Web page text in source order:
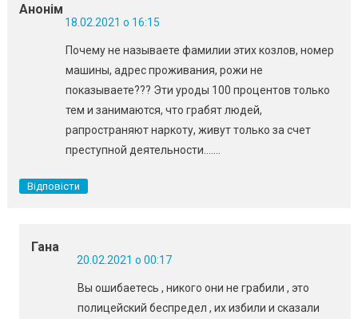
Анонім
18.02.2021 о 16:15
Почему не называете фамилии этих козлов, номер
машины, адрес проживания, рожи не
показываете??? Эти уроды 100 процентов только
тем и занимаются, что грабят людей,
рапространяют наркоту, живут только за счет
преступной деятельности…….
Відповісти
Гана
20.02.2021 о 00:17
Вы ошибаетесь , никого они не грабили , это
полицейский беспредел , их избили и сказали